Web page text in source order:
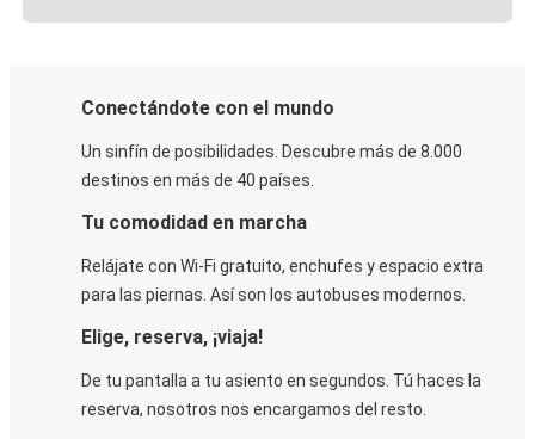
Conectándote con el mundo
Un sinfín de posibilidades. Descubre más de 8.000
destinos en más de 40 países.
Tu comodidad en marcha
Relájate con Wi-Fi gratuito, enchufes y espacio extra
para las piernas. Así son los autobuses modernos.
Elige, reserva, ¡viaja!
De tu pantalla a tu asiento en segundos. Tú haces la
reserva, nosotros nos encargamos del resto.